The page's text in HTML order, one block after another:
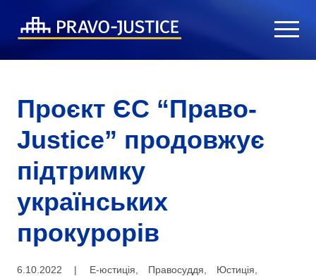
Проєкт ЄС “Право-
Justice” продовжує
підтримку
українських
прокурорів
6.10.2022 | Е-юстиція Правосуддя Юстиція